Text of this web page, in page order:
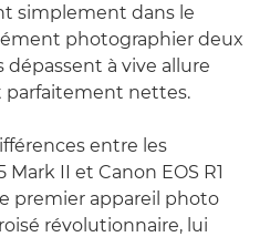
simplement dans le
photographier deux
à vive allure
nettes.
entre les
II et Canon EOS R1
premier appareil photo
révolutionnaire, lui